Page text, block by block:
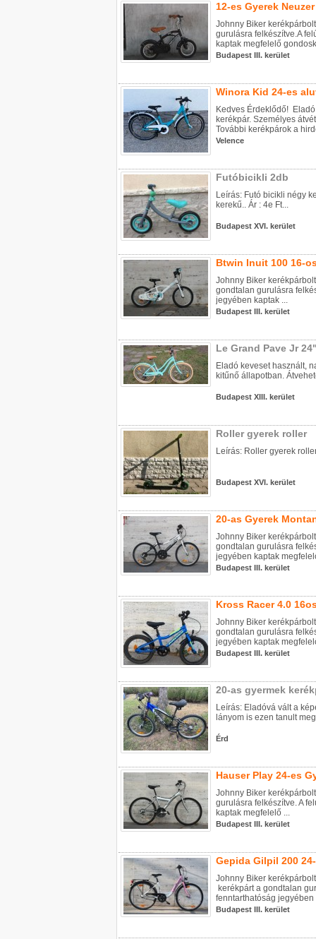
12-es Gyerek
Johnny Biker
gurulásra felkészítve.A
kaptak megfelelő
Budapest III. kerület
Winora Kid 24-es
Kedves Érdeklődő!
kerékpár. Személyes
További kerékpárok a
Velence
Futóbicikli 2db
Leírás: Futó bicikli négy
kerekű.. Ár : 4e Ft...
Budapest XVI. kerület
Btwin Inuit 100 16-
Johnny Biker
gondtalan gurulásra
jegyében kaptak ...
Budapest III. kerület
Le Grand Pave Jr
Eladó keveset használt,
kitűnő állapotban.
Budapest XIII. kerület
Roller gyerek roller
Leírás: Roller gyerek
Budapest XVI. kerület
20-as Gyerek
Johnny Biker
gondtalan gurulásra
jegyében kaptak
Budapest III. kerület
Kross Racer 4.0
Johnny Biker
gondtalan gurulásra
jegyében kaptak
Budapest III. kerület
20-as gyermek
Leírás: Eladóvá vált a
lányom is ezen tanult
Érd
Hauser Play 24-es
Johnny Biker
gurulásra felkészítve. A
kaptak megfelelő ...
Budapest III. kerület
Gepida Gilpil 200
Johnny Biker
kerékpárt a gondtalan
fenntarthatóság jegyében
Budapest III. kerület